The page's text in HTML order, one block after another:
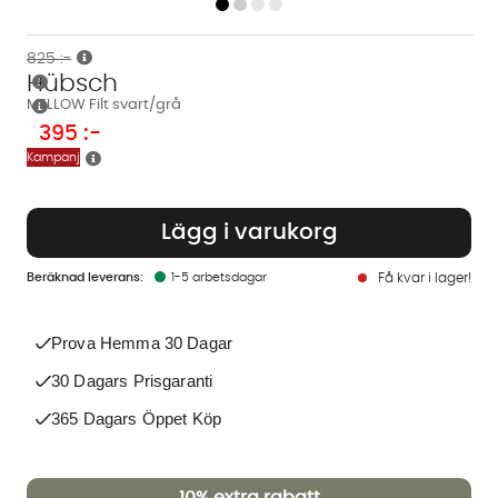
MELLOW Filt svart/grå
Hübsch
395 :-
825 :-
Kampanj
Lägg i varukorg
1-5 arbetsdagar Få kvar i lager!
Prova Hemma 30 Dagar
30 Dagars Prisgaranti
365 Dagars Öppet Köp